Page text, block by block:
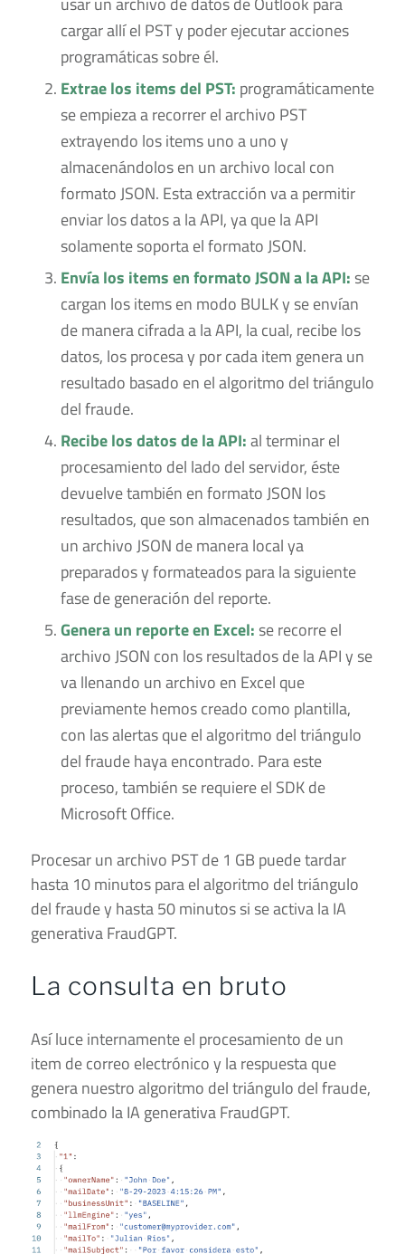
cargar allí el PST y poder ejecutar acciones
programáticas sobre él.
Extrae los items del PST: programáticamente
se empieza a recorrer el archivo PST
extrayendo los items uno a uno y
almacenándolos en un archivo local con
formato JSON. Esta extracción va a permitir
enviar los datos a la API, ya que la API
solamente soporta el formato JSON.
Envía los items en formato JSON a la API: se
cargan los items en modo BULK y se envían
de manera cifrada a la API, la cual, recibe los
datos, los procesa y por cada item genera un
resultado basado en el algoritmo del triángulo
del fraude.
Recibe los datos de la API:al terminar el
procesamiento del lado del servidor, éste
devuelve también en formato JSON los
resultados, que son almacenados también en
un archivo JSON de manera local ya
preparados y formateados para la siguiente
fase de generación del reporte.
Genera un reporte en Excel: se recorre el
archivo JSON con los resultados de la API y se
va llenando un archivo en Excel que
previamente hemos creado como plantilla,
con las alertas que el algoritmo del triángulo
del fraude haya encontrado. Para este
proceso, también se requiere el SDK de
Microsoft Office.
Procesar un archivo PST de 1 GB puede tardar
hasta 10 minutos para el algoritmo del triángulo
del fraude y hasta 50 minutos si se activa la IA
generativa FraudGPT.
La consulta en bruto
Así luce internamente el procesamiento de un
item de correo electrónico y la respuesta que
genera nuestro algoritmo del triángulo del fraude,
combinado la IA generativa FraudGPT.